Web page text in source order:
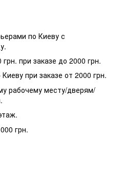
по Киеву с
при заказе до 2000 грн.
при заказе от 2000 грн.
рабочему месту/дверям/
грн.